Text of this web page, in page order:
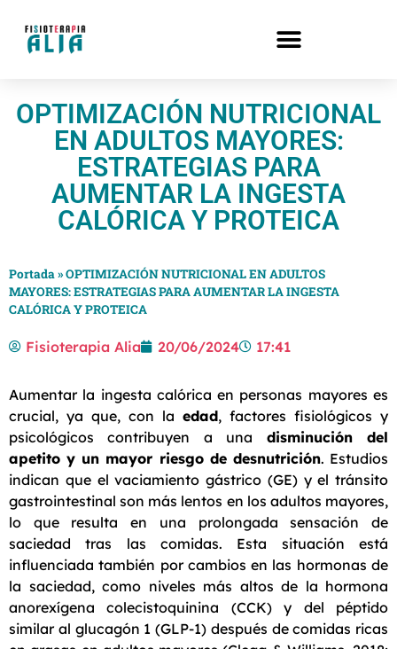
OPTIMIZACIÓN NUTRICIONAL
EN ADULTOS MAYORES:
ESTRATEGIAS PARA
AUMENTAR LA INGESTA
CALÓRICA Y PROTEICA
Portada»OPTIMIZACIÓN NUTRICIONAL EN ADULTOS
MAYORES: ESTRATEGIAS PARA AUMENTAR LA INGESTA
CALÓRICA Y PROTEICA
Fisioterapia Alia 20/06/2024 17:41
Aumentar la ingesta calórica en personas mayores es
crucial, ya que, con la edad, factores fisiológicos y
psicológicos contribuyen a una disminución del
apetito y un mayor riesgo de desnutrición. Estudios
indican que el vaciamiento gástrico (GE) y el tránsito
gastrointestinal son más lentos en los adultos mayores,
lo que resulta en una prolongada sensación de
saciedad tras las comidas. Esta situación está
influenciada también por cambios en las hormonas de
la saciedad, como niveles más altos de la hormona
anorexígena colecistoquinina (CCK) y del péptido
similar al glucagón 1 (GLP-1) después de comidas ricas